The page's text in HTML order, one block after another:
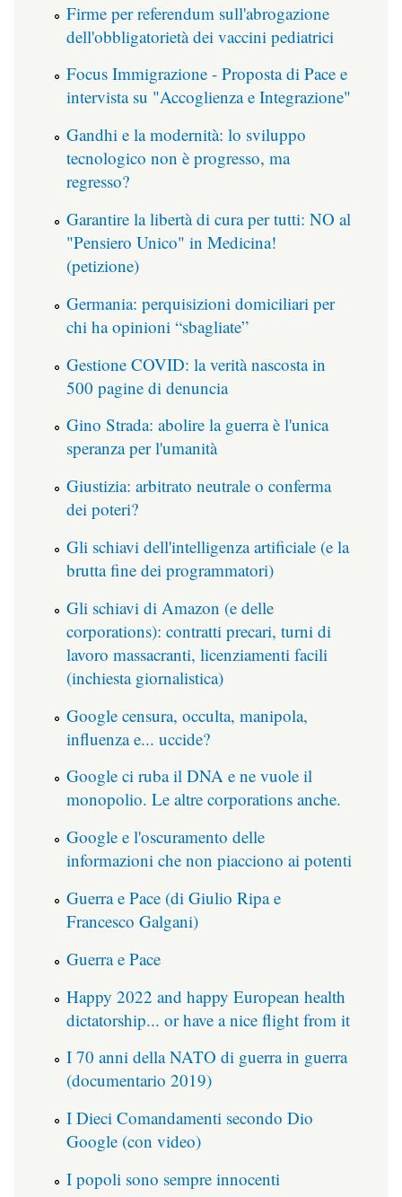
Firme per referendum sull'abrogazione
dell'obbligatorietà dei vaccini pediatrici
Focus Immigrazione - Proposta di Pace e
intervista su "Accoglienza e Integrazione"
Gandhi e la modernità: lo sviluppo
tecnologico non è progresso, ma
regresso?
Garantire la libertà di cura per tutti: NO al
"Pensiero Unico" in Medicina!
(petizione)
Germania: perquisizioni domiciliari per
chi ha opinioni “sbagliate”
Gestione COVID: la verità nascosta in
500 pagine di denuncia
Gino Strada: abolire la guerra è l'unica
speranza per l'umanità
Giustizia: arbitrato neutrale o conferma
dei poteri?
Gli schiavi dell'intelligenza artificiale (e la
brutta fine dei programmatori)
Gli schiavi di Amazon (e delle
corporations): contratti precari, turni di
lavoro massacranti, licenziamenti facili
(inchiesta giornalistica)
Google censura, occulta, manipola,
influenza e... uccide?
Google ci ruba il DNA e ne vuole il
monopolio. Le altre corporations anche.
Google e l'oscuramento delle
informazioni che non piacciono ai potenti
Guerra e Pace (di Giulio Ripa e
Francesco Galgani)
Guerra e Pace
Happy 2022 and happy European health
dictatorship... or have a nice flight from it
I 70 anni della NATO di guerra in guerra
(documentario 2019)
I Dieci Comandamenti secondo Dio
Google (con video)
I popoli sono sempre innocenti